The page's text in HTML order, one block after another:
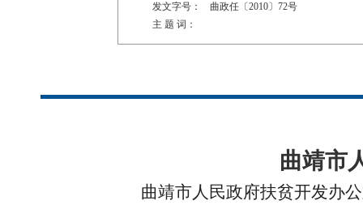
发文字号：
曲政任〔2010〕72号
主 题 词：
曲靖市
曲靖市人民政府扶贫开发办